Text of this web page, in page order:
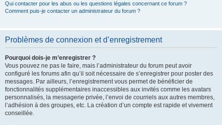
Qui contacter pour les abus ou les questions légales concernant ce forum ?
Comment puis-je contacter un administrateur du forum ?
Problèmes de connexion et d’enregistrement
Pourquoi dois-je m’enregistrer ?
Vous pouvez ne pas le faire, mais l’administrateur du forum peut avoir
configuré les forums afin qu’il soit nécessaire de s’enregistrer pour poster des
messages. Par ailleurs, l’enregistrement vous permet de bénéficier de
fonctionnalités supplémentaires inaccessibles aux invités comme les avatars
personnalisés, la messagerie privée, l’envoi de courriels aux autres membres,
l’adhésion à des groupes, etc. La création d’un compte est rapide et vivement
conseillée.